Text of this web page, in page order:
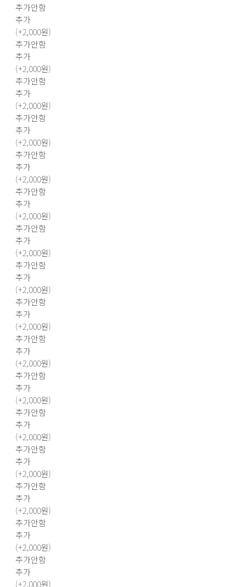
추가안함
추가
(+2,000원)
추가안함
추가
(+2,000원)
추가안함
추가
(+2,000원)
추가안함
추가
(+2,000원)
추가안함
추가
(+2,000원)
추가안함
추가
(+2,000원)
추가안함
추가
(+2,000원)
추가안함
추가
(+2,000원)
추가안함
추가
(+2,000원)
추가안함
추가
(+2,000원)
추가안함
추가
(+2,000원)
추가안함
추가
(+2,000원)
추가안함
추가
(+2,000원)
추가안함
추가
(+2,000원)
추가안함
추가
(+2,000원)
추가안함
추가
(+2,000원)